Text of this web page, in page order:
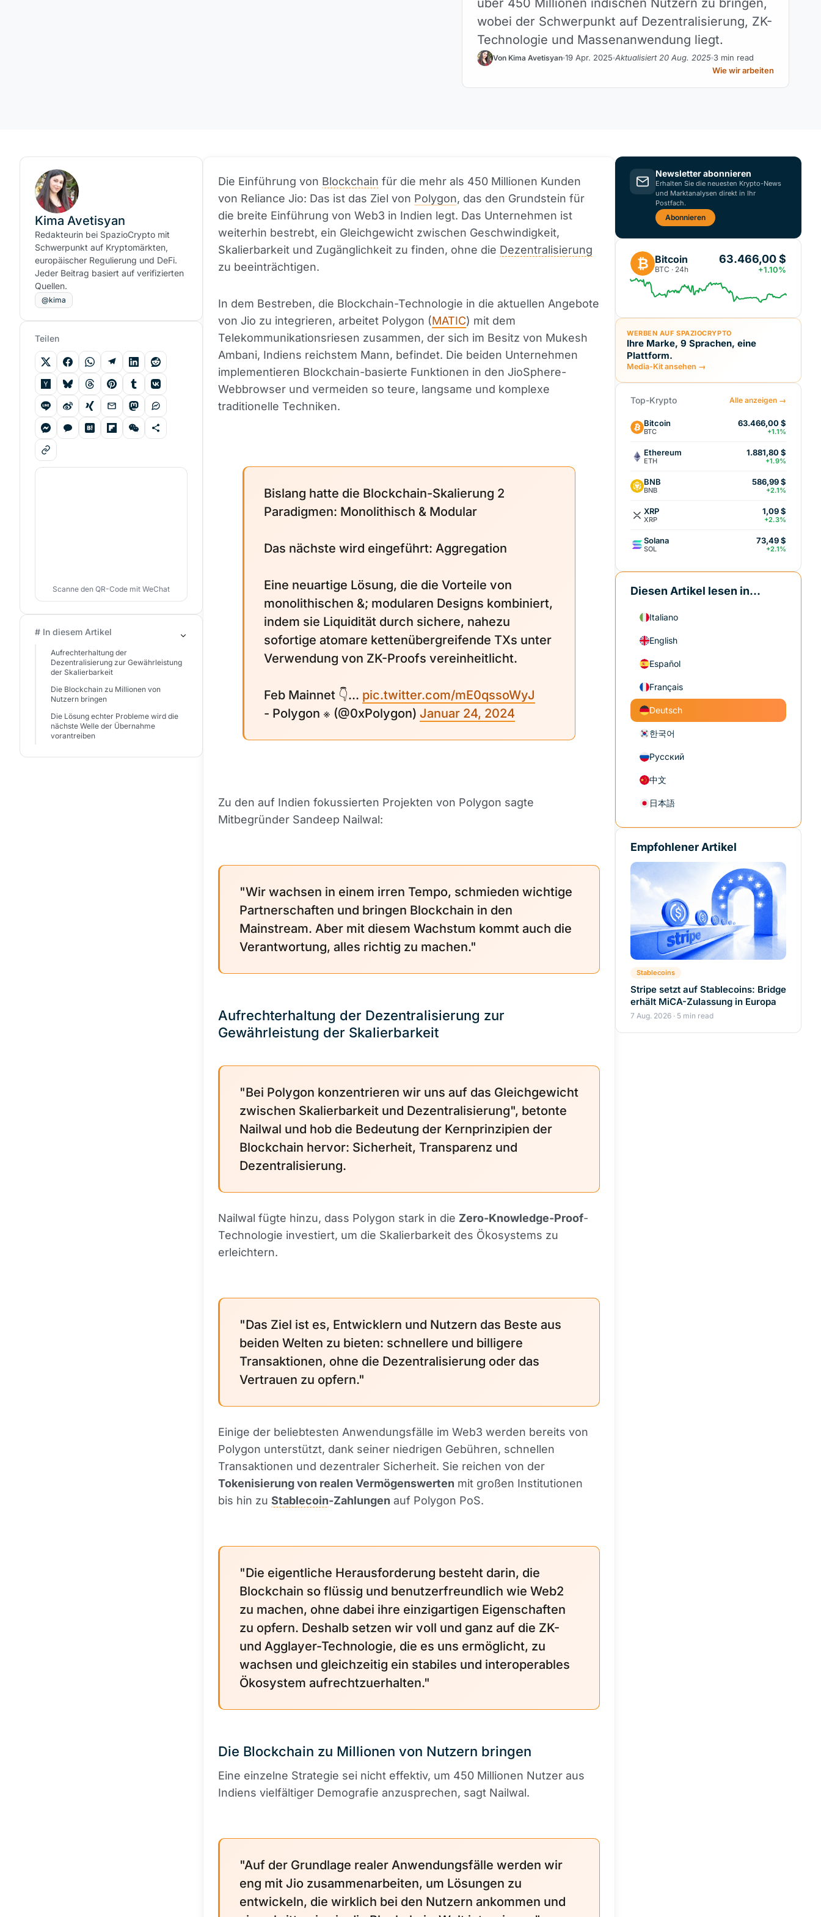
wobei der Schwerpunkt auf Dezentralisierung, ZK-
Technologie und Massenanwendung liegt.
Von Kima Avetisyan 19 Apr. 2025 Aktualisiert 20 Aug. 2025 3 min read
Wie wir arbeiten
Die Einführung von Blockchain für die mehr als 450 Millionen Kunden
von Reliance Jio: Das ist das Ziel von Polygon, das den Grundstein für
die breite Einführung von Web3 in Indien legt. Das Unternehmen ist
weiterhin bestrebt, ein Gleichgewicht zwischen Geschwindigkeit,
Skalierbarkeit und Zugänglichkeit zu finden, ohne die Dezentralisierung
zu beeinträchtigen.
In dem Bestreben, die Blockchain-Technologie in die aktuellen Angebote
von Jio zu integrieren, arbeitet Polygon (MATIC) mit dem
Telekommunikationsriesen zusammen, der sich im Besitz von Mukesh
Ambani, Indiens reichstem Mann, befindet. Die beiden Unternehmen
implementieren Blockchain-basierte Funktionen in den JioSphere-
Webbrowser und vermeiden so teure, langsame und komplexe
traditionelle Techniken.
Bislang hatte die Blockchain-Skalierung 2
Paradigmen: Monolithisch & Modular
Das nächste wird eingeführt: Aggregation
Eine neuartige Lösung, die die Vorteile von
monolithischen &; modularen Designs kombiniert,
indem sie Liquidität durch sichere, nahezu
sofortige atomare kettenübergreifende TXs unter
Verwendung von ZK-Proofs vereinheitlicht.
Feb Mainnet 👇... pic.twitter.com/mE0qssoWyJ
- Polygon ※ (@0xPolygon) Januar 24, 2024
Zu den auf Indien fokussierten Projekten von Polygon sagte
Mitbegründer Sandeep Nailwal:
"Wir wachsen in einem irren Tempo, schmieden wichtige
Partnerschaften und bringen Blockchain in den
Mainstream. Aber mit diesem Wachstum kommt auch die
Verantwortung, alles richtig zu machen."
Aufrechterhaltung der Dezentralisierung zur
Gewährleistung der Skalierbarkeit
"Bei Polygon konzentrieren wir uns auf das Gleichgewicht
zwischen Skalierbarkeit und Dezentralisierung", betonte
Nailwal und hob die Bedeutung der Kernprinzipien der
Blockchain hervor: Sicherheit, Transparenz und
Dezentralisierung.
Nailwal fügte hinzu, dass Polygon stark in die Zero-Knowledge-Proof-
Technologie investiert, um die Skalierbarkeit des Ökosystems zu
erleichtern.
"Das Ziel ist es, Entwicklern und Nutzern das Beste aus
beiden Welten zu bieten: schnellere und billigere
Transaktionen, ohne die Dezentralisierung oder das
Vertrauen zu opfern."
Einige der beliebtesten Anwendungsfälle im Web3 werden bereits von
Polygon unterstützt, dank seiner niedrigen Gebühren, schnellen
Transaktionen und dezentraler Sicherheit. Sie reichen von der
Tokenisierung von realen Vermögenswerten mit großen Institutionen
bis hin zu Stablecoin-Zahlungen auf Polygon PoS.
"Die eigentliche Herausforderung besteht darin, die
Blockchain so flüssig und benutzerfreundlich wie Web2
zu machen, ohne dabei ihre einzigartigen Eigenschaften
zu opfern. Deshalb setzen wir voll und ganz auf die ZK-
und Agglayer-Technologie, die es uns ermöglicht, zu
wachsen und gleichzeitig ein stabiles und interoperables
Ökosystem aufrechtzuerhalten."
Die Blockchain zu Millionen von Nutzern bringen
Eine einzelne Strategie sei nicht effektiv, um 450 Millionen Nutzer aus
Indiens vielfältiger Demografie anzusprechen, sagt Nailwal.
"Auf der Grundlage realer Anwendungsfälle werden wir
eng mit Jio zusammenarbeiten, um Lösungen zu
entwickeln, die wirklich bei den Nutzern ankommen und
Kima Avetisyan
Redakteurin bei SpazioCrypto mit
Schwerpunkt auf Kryptomärkten,
europäischer Regulierung und DeFi.
Jeder Beitrag basiert auf verifizierten
Quellen.
@kima
Teilen
Scanne den QR-Code mit WeChat
# In diesem Artikel
Aufrechterhaltung der
Dezentralisierung zur Gewährleistung
der Skalierbarkeit
Die Blockchain zu Millionen von
Nutzern bringen
Die Lösung echter Probleme wird die
nächste Welle der Übernahme
vorantreiben
Newsletter abonnieren
Erhalten Sie die neuesten Krypto-News
und Marktanalysen direkt in Ihr
Postfach.
Abonnieren
₿ Bitcoin
BTC · 24h
63.466,00 $
+1.10%
WERBEN AUF SPAZIOCRYPTO
Ihre Marke, 9 Sprachen, eine
Plattform.
Media-Kit ansehen →
Top-Krypto Alle anzeigen →
Bitcoin
BTC
63.466,00 $
+1.1%
Ethereum
ETH
1.881,80 $
+1.9%
BNB
BNB
586,99 $
+2.1%
XRP
XRP
1,09 $
+2.3%
Solana
SOL
73,49 $
+2.1%
Diesen Artikel lesen in...
Italiano
English
Español
Français
Deutsch
한국어
Русский
中文
日本語
Empfohlener Artikel
Stablecoins
Stripe setzt auf Stablecoins: Bridge
erhält MiCA-Zulassung in Europa
7 Aug. 2026 · 5 min read